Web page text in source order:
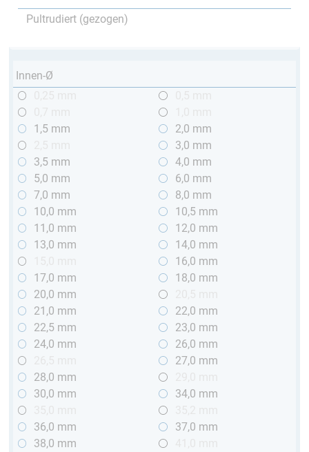
Pultrudiert (gezogen)
Innen-Ø
1,5 mm
2,0 mm
3,0 mm
3,5 mm
4,0 mm
5,0 mm
6,0 mm
7,0 mm
8,0 mm
10,0 mm
10,5 mm
11,0 mm
12,0 mm
13,0 mm
14,0 mm
16,0 mm
17,0 mm
18,0 mm
20,0 mm
21,0 mm
22,0 mm
22,5 mm
23,0 mm
24,0 mm
26,0 mm
27,0 mm
28,0 mm
30,0 mm
34,0 mm
36,0 mm
37,0 mm
38,0 mm